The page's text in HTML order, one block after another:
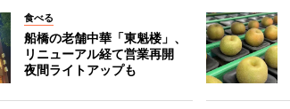
食べる
船橋の老舗中華「東魁楼」、
リニューアル経て営業再開
夜間ライトアップも